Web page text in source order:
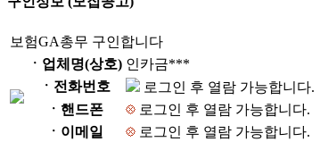
보험GA총무 구인합니다
ㆍ업체명(상호) 인카금***
ㆍ전화번호
로그인 후 열람 가능합니다.
ㆍ핸드폰
로그인 후 열람 가능합니다.
ㆍ이메일
로그인 후 열람 가능합니다.